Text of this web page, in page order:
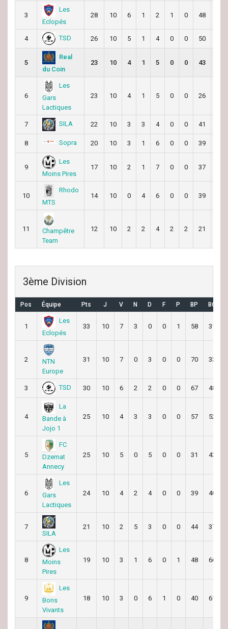
3
Les
Eclopés
28 10 6 1 2 1 0 48
4 TSD 26 10 5 1 4 0 0 50
5
Real
du Coin
23 10 4 1 5 0 0 43
6
Les
Gars
Lactiques
23 10 4 1 5 0 0 26
7 SILA 22 10 3 3 4 0 0 41
8 Sopra 20 10 3 1 6 0 0 39
9
Les
Moins Pires
17 10 2 1 7 0 0 37
10
Rhodo
MTS
14 10 0 4 6 0 0 39
11
Champêtre
Team
12 10 2 2 4 2 2 21
3ème Division
Pos Équipe Pts J V N D F P BP BC
1
Les
Eclopés
33 10 7 3 0 0 1 58 31
2
NTN
Europe
31 10 7 0 3 0 0 70 33
3 TSD 30 10 6 2 2 0 0 67 48
4
La
Bande à
Jojo 1
25 10 4 3 3 0 0 57 52
5
FC
Dzemat
Annecy
25 10 5 0 5 0 0 31 43
6
Les
Gars
Lactiques
24 10 4 2 4 0 0 39 40
7
SILA
21 10 2 5 3 0 0 44 37
8
Les
Moins
Pires
19 10 3 1 6 0 1 48 66
9
Les
Bons
Vivants
18 10 3 0 6 1 0 40 61